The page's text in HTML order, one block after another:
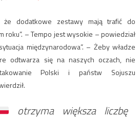
że dodatkowe zestawy mają trafić do
roku”. – Tempo jest wysokie – powiedział
międzynarodowa”. – Żeby władze
odtwarza się na naszych oczach, nie
Polski i państw Sojuszu
otrzyma większa liczbę